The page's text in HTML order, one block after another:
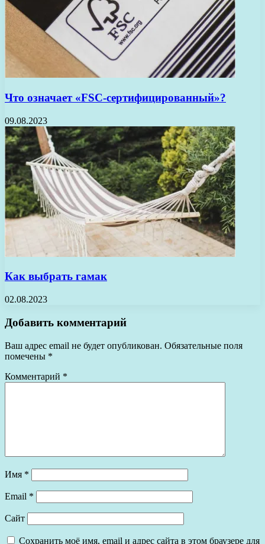
Что означает «FSC-сертифицированный»?
09.08.2023
Как выбрать гамак
02.08.2023
Добавить комментарий
Ваш адрес email не будет опубликован. Обязательные поля
помечены *
Комментарий *
Имя *
Email *
Сайт
Сохранить моё имя, email и адрес сайта в этом браузере для